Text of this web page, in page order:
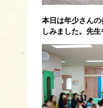
本日は年少さん
しみました。先